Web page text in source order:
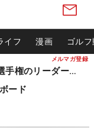
メルマガ登録
イフ 漫画 ゴル
松山英樹ら出場 ウィンダム選手権のリーダーボード
ード